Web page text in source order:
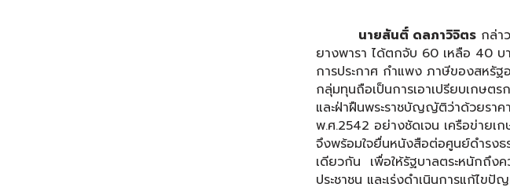
นายสันติ์ ดลภาวิจิตร กล่า
ยางพารา ได้ตกจับ 60 เหลือ 40 บ
การประกาศ กำแพง ภาษีของสหรัฐ
กลุ่มทุนถือเป็นการเอาเปรียบเกษตร
และฝ่าฝืนพระราชบัญญัติว่าด้วยราค
พ.ศ.2542 อย่างชัดเจน เครือข่ายเก
จึงพร้อมใจยื่นหนังสือต่อศูนย์ดำรงธ
เดียวกัน เพื่อให้รัฐบาลตระหนักถึง
ประชาชน และเร่งดำเนินการแก้ไขปั